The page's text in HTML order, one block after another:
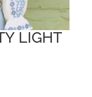
LIGHT